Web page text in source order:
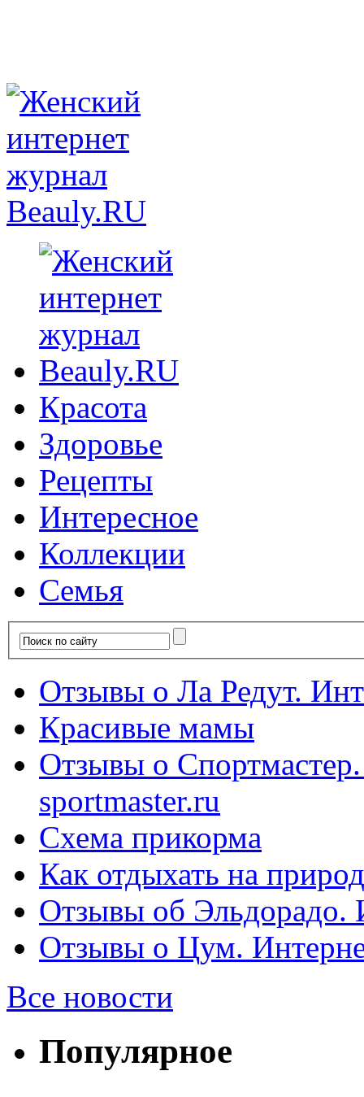
Красота
Здоровье
Рецепты
Интересное
Коллекции
Семья
Отзывы о Ла Редут.
Красивые мамы
Отзывы о
sportmaster.ru
Схема прикорма
Как отдыхать на
Отзывы об Эльдорадо.
Отзывы о Цум.
Все новости
Популярное